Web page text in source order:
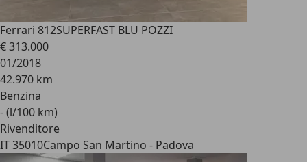
Ferrari 812SUPERFAST BLU POZZI
€ 313.000
01/2018
42.970 km
Benzina
- (l/100 km)
Rivenditore
IT 35010Campo San Martino - Padova